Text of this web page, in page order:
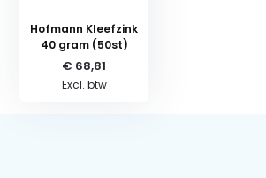
Hofmann Kleefzink
40 gram (50st)
€ 68,81
Excl. btw